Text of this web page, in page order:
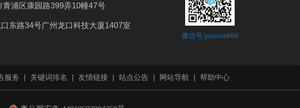
青浦区康园路399弄10幢47号
东路34号广州龙口科技大厦1407室
微信号:youuvs666
服务 | 关键词排名 | 友情链接 | 站点公告 | 网站导航 | 帮助中心